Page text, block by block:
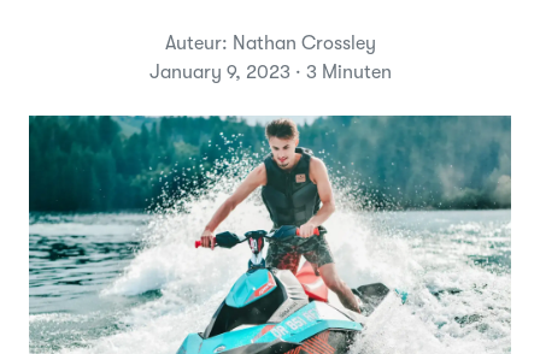
Auteur: Nathan Crossley
January 9, 2023 · 3 Minuten